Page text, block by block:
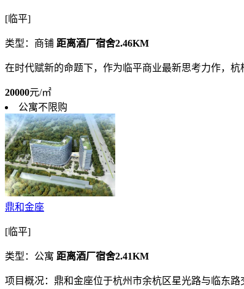
[临平]
类型：商铺 距离酒厂宿舍2.46KM
在时代赋新的命题下，作为临平商业最新思考力作，
20000元/㎡
公寓不限购
鼎和金座
[临平]
类型：公寓 距离酒厂宿舍2.41KM
项目概况：鼎和金座位于杭州市余杭区星光路与临东